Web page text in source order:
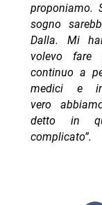
proponiamo.
sogno
Dalla. Mi
volevo
continuo a
medici e
vero
detto in
complicato”.